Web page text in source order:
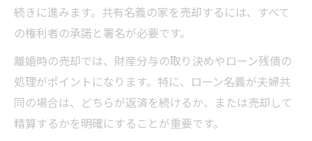
続きに進みます。共有名義の家を売却するには、すべて
の権利者の承諾と署名が必要です。
離婚時の売却では、財産分与の取り決めやローン残債の
処理がポイントになります。特に、ローン名義が夫婦共
同の場合は、どちらが返済を続けるか、または売却して
精算するかを明確にすることが重要です。